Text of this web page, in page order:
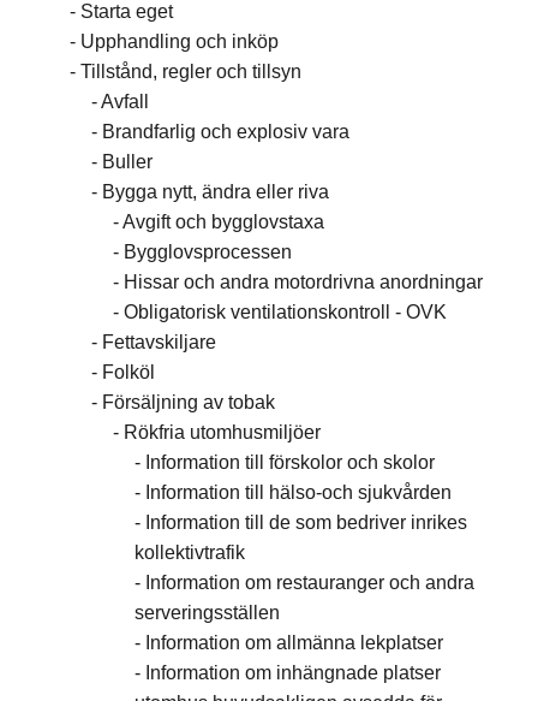
Starta eget
Upphandling och inköp
Tillstånd, regler och tillsyn
Avfall
Brandfarlig och explosiv vara
Buller
Bygga nytt, ändra eller riva
Avgift och bygglovstaxa
Bygglovsprocessen
Hissar och andra motordrivna anordningar
Obligatorisk ventilationskontroll - OVK
Fettavskiljare
Folköl
Försäljning av tobak
Rökfria utomhusmiljöer
Information till förskolor och skolor
Information till hälso-och sjukvården
Information till de som bedriver inrikes
kollektivtrafik
Information om restauranger och andra
serveringsställen
Information om allmänna lekplatser
Information om inhängnade platser